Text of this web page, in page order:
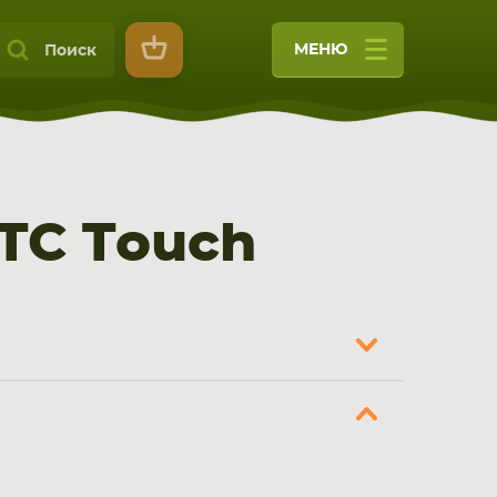
Поиск МЕНЮ
Touch